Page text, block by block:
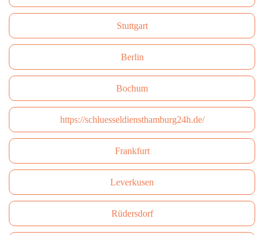
Stuttgart
Berlin
Bochum
https://schluesseldiensthamburg24h.de/
Frankfurt
Leverkusen
Rüdersdorf